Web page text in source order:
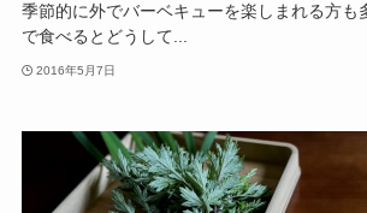
季節的に外でバーベキューを楽しまれる方も
で食べるとどうして...
2016年5月7日